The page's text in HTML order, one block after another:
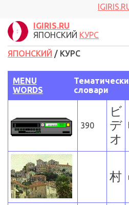
IGIRIS.RU
ЯПОНСКИЙ КУРС
ЯПОНСКИЙ / КУРС
MENU
WORDS
словари
390
ビ
デ
オ
村